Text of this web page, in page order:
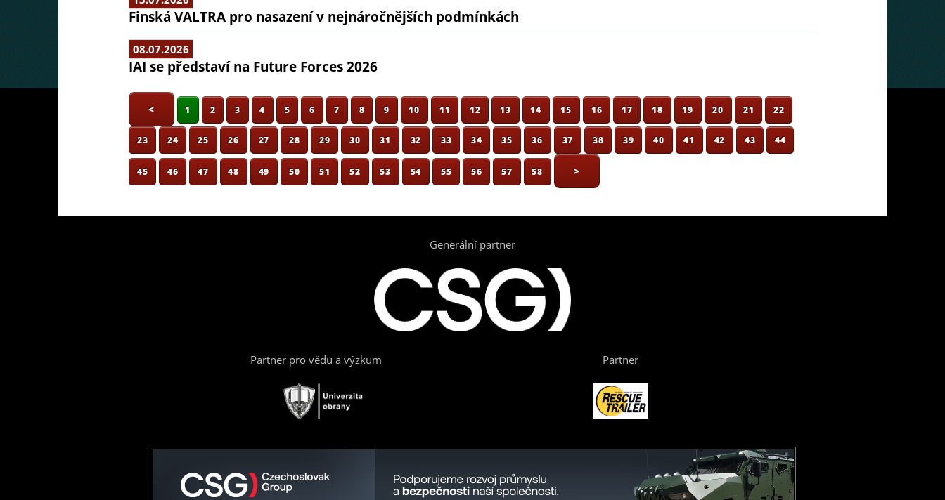
Finská VALTRA pro nasazení v nejnáročnějších podmínkách
08.07.2026
IAI se představí na Future Forces 2026
< 1 2 3 4 5 6 7 8 9 10 11 12 13 14 15 16 17 18 19 20 21 22
23 24 25 26 27 28 29 30 31 32 33 34 35 36 37 38 39 40 41 42 43 44
45 46 47 48 49 50 51 52 53 54 55 56 57 58 >
Generální partner
Partner pro vědu a výzkum Partner